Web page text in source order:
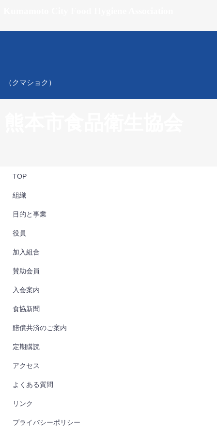
（クマショク）
TOP
組織
目的と事業
役員
加入組合
賛助会員
入会案内
食協新聞
賠償共済のご案内
定期購読
アクセス
よくある質問
リンク
プライバシーポリシー